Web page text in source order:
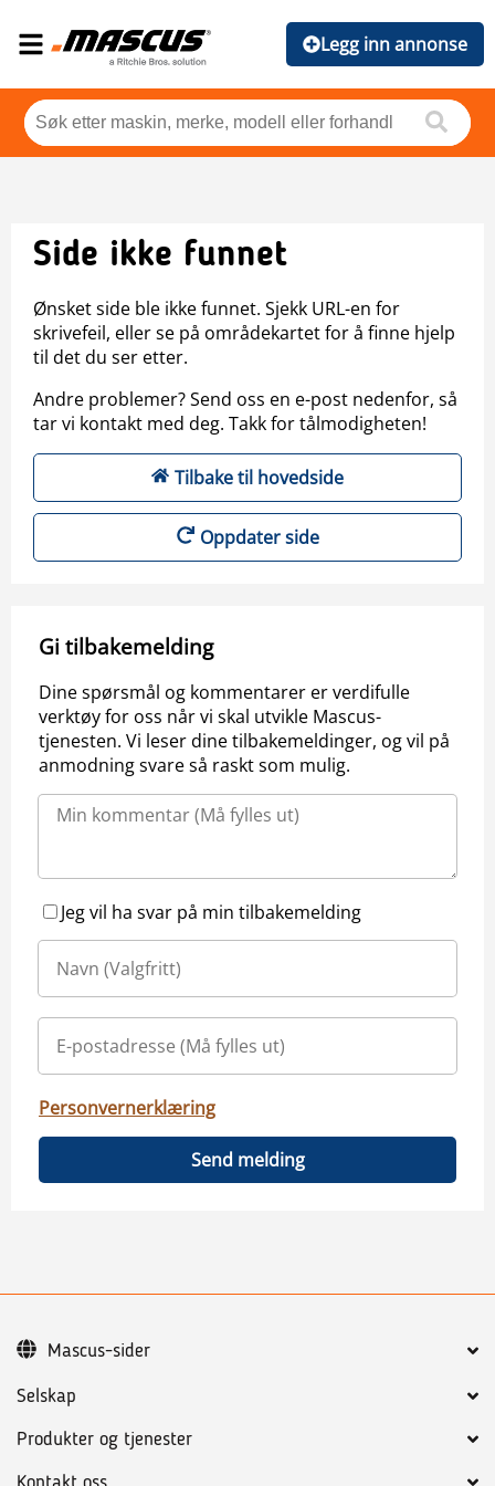
Legg inn annonse
Side ikke funnet
Ønsket side ble ikke funnet. Sjekk URL-en for
skrivefeil, eller se på områdekartet for å finne hjelp
til det du ser etter.
Andre problemer? Send oss en e-post nedenfor, så
tar vi kontakt med deg. Takk for tålmodigheten!
Tilbake til hovedside
Oppdater side
Gi tilbakemelding
Dine spørsmål og kommentarer er verdifulle
verktøy for oss når vi skal utvikle Mascus-
tjenesten. Vi leser dine tilbakemeldinger, og vil på
anmodning svare så raskt som mulig.
Jeg vil ha svar på min tilbakemelding
Personvernerklæring
Send melding
Selskap
Produkter og tjenester
Mascus-sider